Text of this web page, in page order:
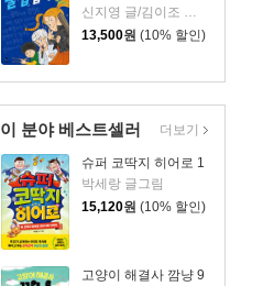
13,500원 (10% 할인)
이 분야 베스트셀러
슈퍼 코딱지 히어로 1
박세랑 글그림
15,120원 (10% 할인)
고양이 해결사 깜냥 9
더보기